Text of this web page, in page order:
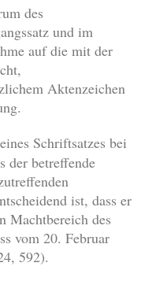
des
und im
auf die mit der
Aktenzeichen
Schriftsatzes bei
der betreffende
ist, dass er
Machtbereich des
vom 20. Februar
592).